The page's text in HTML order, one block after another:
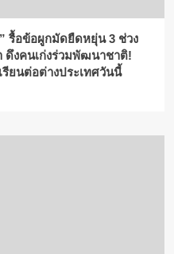
รื้อข้อผูกมัดยืดหยุ่น 3 ช่วง
ดึงคนเก่งร่วมพัฒนาชาติ!
รียนต่อต่างประเทศวันนี้